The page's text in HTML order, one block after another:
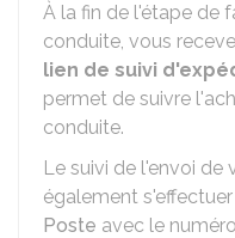
À la fin de l'étape de
conduite, vous
lien de suivi
permet de suivre
conduite.
Le suivi de l'envoi
également
Poste avec le